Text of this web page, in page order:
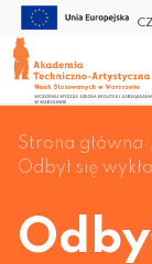
Strona główna
Odbył się